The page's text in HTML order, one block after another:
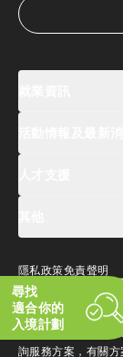
尋找
適合你的
入境計劃
薪酬指數
全球人才高峰會周
聯絡我們
支援服務
移居香港指南
隱私政策免責聲明
我們承諾盡力確保
引》（WCAG）2.1
詢服務方案，有關方